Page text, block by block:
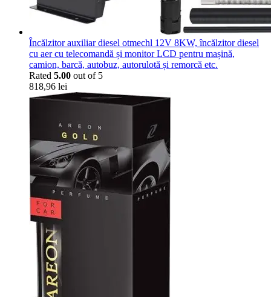
Încălzitor auxiliar diesel otmechl 12V 8KW, încălzitor diesel
cu aer cu telecomandă și monitor LCD pentru mașină,
camion, barcă, autobuz, autorulotă și remorcă etc.
Rated 5.00 out of 5
818,96 lei